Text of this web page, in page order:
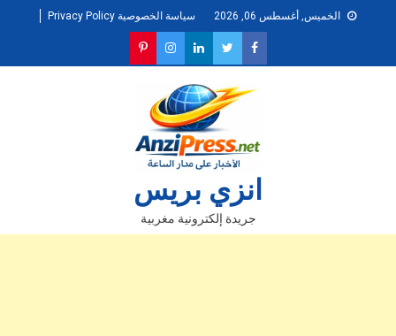
الخميس, أغسطس 06, 2026 سياسة الخصوصية Privacy Policy
انزي بريس
جريدة إلكترونية مغربية